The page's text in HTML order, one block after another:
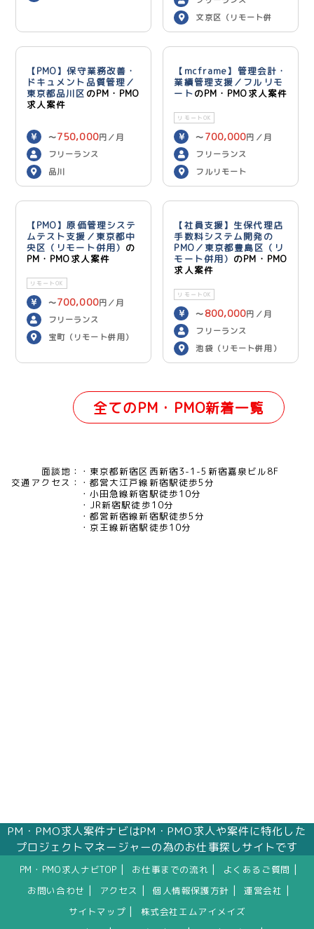
文京区（リモート併
用）
【PMO】保守業務改善・
ドキュメント品質管理／
東京都品川区 のPM・PMO
求人案件
〜750,000円／月
フリーランス
品川
【mcframe】管理会計・
業績管理支援／フルリモ
ートのPM・PMO求人案件
リモートOK
〜 700,000円／月
フリーランス
フルリモート
【PMO】原価管理システ
ムテスト支援／東京都中
央区（リモート併用） の
PM・PMO求人案件
リモートOK
〜700,000円／月
フリーランス
宝町（リモート併用）
【社員支援】生保代理店
手数料システム開発の
PMO／東京都豊島区（リ
モート併用） のPM・PMO
求人案件
リモートOK
〜 800,000円／月
フリーランス
池袋（リモート併用）
全てのPM・PMO新着一覧
面談地：
東京都新宿区西新宿3-1-5新宿嘉泉ビル8F
交通アクセス：
都営大江戸線新宿駅徒歩5分
小田急線新宿駅徒歩10分
JR新宿駅徒歩10分
都営新宿線新宿駅徒歩5分
京王線新宿駅徒歩10分
PM・PMO求人案件ナビはPM・PMO求人や案件に特化した
プロジェクトマネージャーの為のお仕事探しサイトです
PM・PMO求人ナビTOP お仕事までの流れ よくあるご質問
お問い合わせ アクセス 個人情報保護方針 運営会社
サイトマップ
株式会社エムアイメイズ